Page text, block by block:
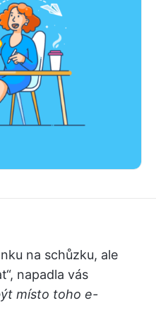
na schůzku, ale
napadla vás
místo toho e-